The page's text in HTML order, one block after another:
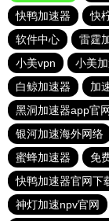
快鸭加速器
快
软件中心
雷霆
小美vpn
小美
白鲸加速器
加
黑洞加速器app官
银河加速海外网络
蜜蜂加速器
免
快鸭加速器官网下
神灯加速npv官网